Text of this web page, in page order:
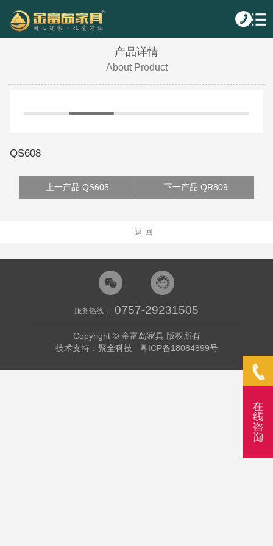
产品详情
About Product
QS608
上一产品:QS605 下一产品:QR809
返 回
服务热线： 0757-29231505
Copyright © 金富岛家具 版权所有
技术支持：聚全科技
粤ICP备18084899号